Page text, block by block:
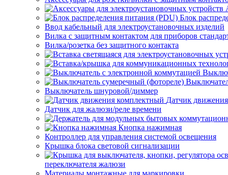
Блок
Ввод кабельный для электроустановочных изделий
Вилка с защитным контактом для приборов
Вилка/розетка без защитного контакта
Выключатель шнуровой/диммер
Датчик
Датчик для жалюзи/реле времени
Кнопка нажимная
Контроллер для управления системой освещения
Крышка блока световой сигнализации
переключателя жалюзи
Материалы монтажные для маркировки